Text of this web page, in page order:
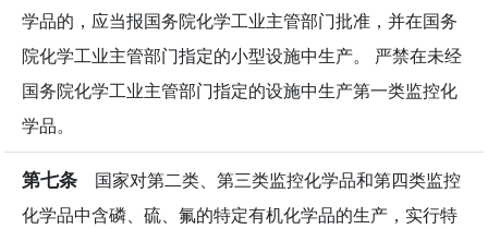
学品的，应当报国务院化学工业主管部门批准，并在国务
院化学工业主管部门指定的小型设施中生产。 严禁在未经
国务院化学工业主管部门指定的设施中生产第一类监控化
学品。
第七条 国家对第二类、第三类监控化学品和第四类监控
化学品中含磷、硫、氟的特定有机化学品的生产，实行特